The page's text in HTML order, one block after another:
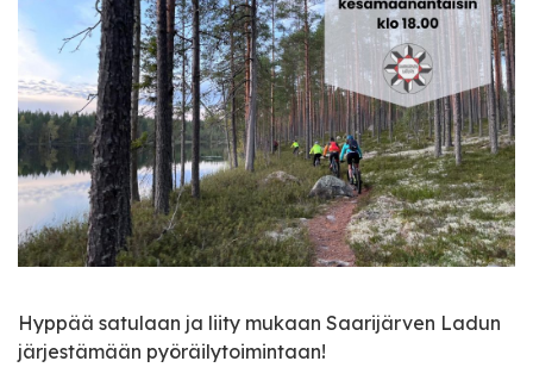
Hyppää satulaan ja liity mukaan Saarijärven Ladun
järjestämään pyöräilytoimintaan!